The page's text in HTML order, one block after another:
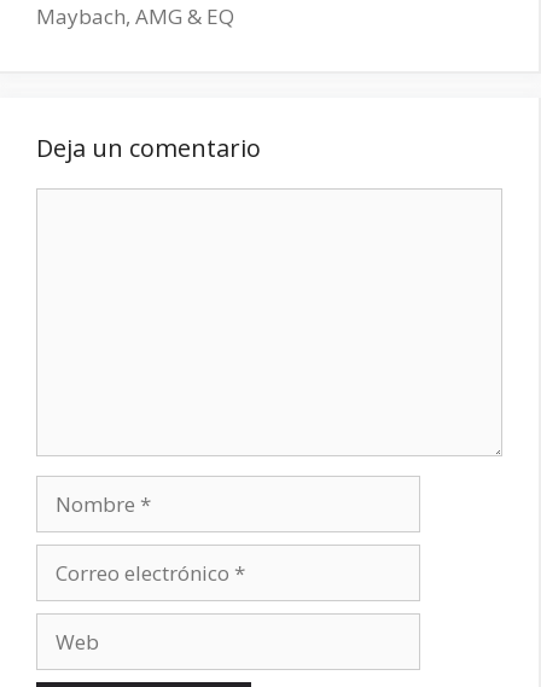
Maybach, AMG & EQ
Deja un comentario
electrónico